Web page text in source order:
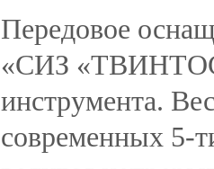
Передовое
«СИЗ
инструмента.
современных 5-